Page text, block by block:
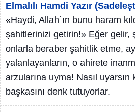
Elmalılı Hamdi Yazır
«Haydi, Allah´ın bunu haram
şahitlerinizi getirin!» Eğer gelir,
onlarla beraber şahitlik etme,
yalanlayanların, o ahirete
arzularına uyma! Nasıl
başkasını denk tutuyorlar.